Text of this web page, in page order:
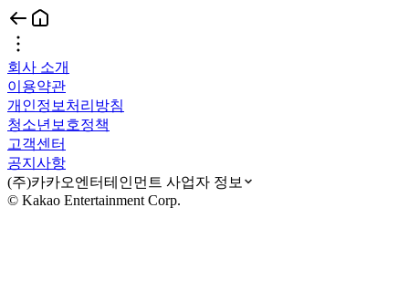
회사 소개
이용약관
개인정보처리방침
청소년보호정책
고객센터
공지사항
(주)카카오엔터테인먼트 사업자 정보
© Kakao Entertainment Corp.